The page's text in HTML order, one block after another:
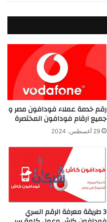
رقم خدمة عملاء فودافون مصر و
جميع ارقام فودافون المختصرة
29 أغسطس، 2024
3 طريقة معرفة الرقم السري